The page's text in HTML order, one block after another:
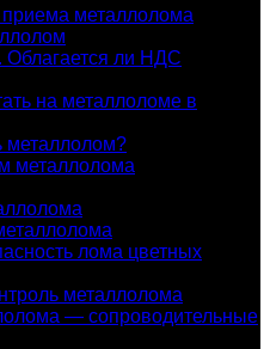
приема металлолома
ли НДС
на металлоломе в
металлолом?
металлолома
лома цветных
металлолома
— сопроводительные